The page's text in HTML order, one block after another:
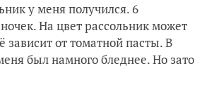
у меня получился. 6
На цвет рассольник может
зависит от томатной пасты. В
был намного бледнее. Но зато